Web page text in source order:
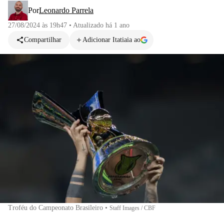
PorLeonardo Parrela
27/08/2024 às 19h47 • Atualizado há 1 ano
Compartilhar
Adicionar Itatiaia ao
Troféu do Campeonato Brasileiro • Staff Images / CBF